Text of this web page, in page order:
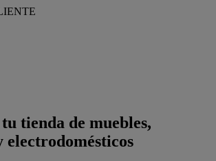
tienda de muebles,
electrodomésticos